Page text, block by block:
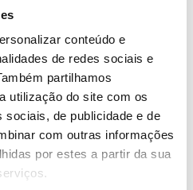
conteúdo e
de redes sociais e
partilhamos
utilização do site com os
sociais, de publicidade e de
com outras informações
por estes a partir da sua
preço
original
era:
preço
atual
é:
10,30 €.
Abre e Aprende: 50 Palavras
Emma Munro Smith